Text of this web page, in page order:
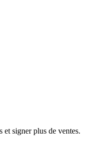
signer plus de ventes.